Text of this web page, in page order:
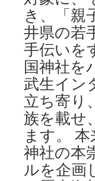
き、「親
井県の若
手伝いを
国神社を
武生イン
立ち寄り
族を載せ
ます。
神社の本
ルを企画